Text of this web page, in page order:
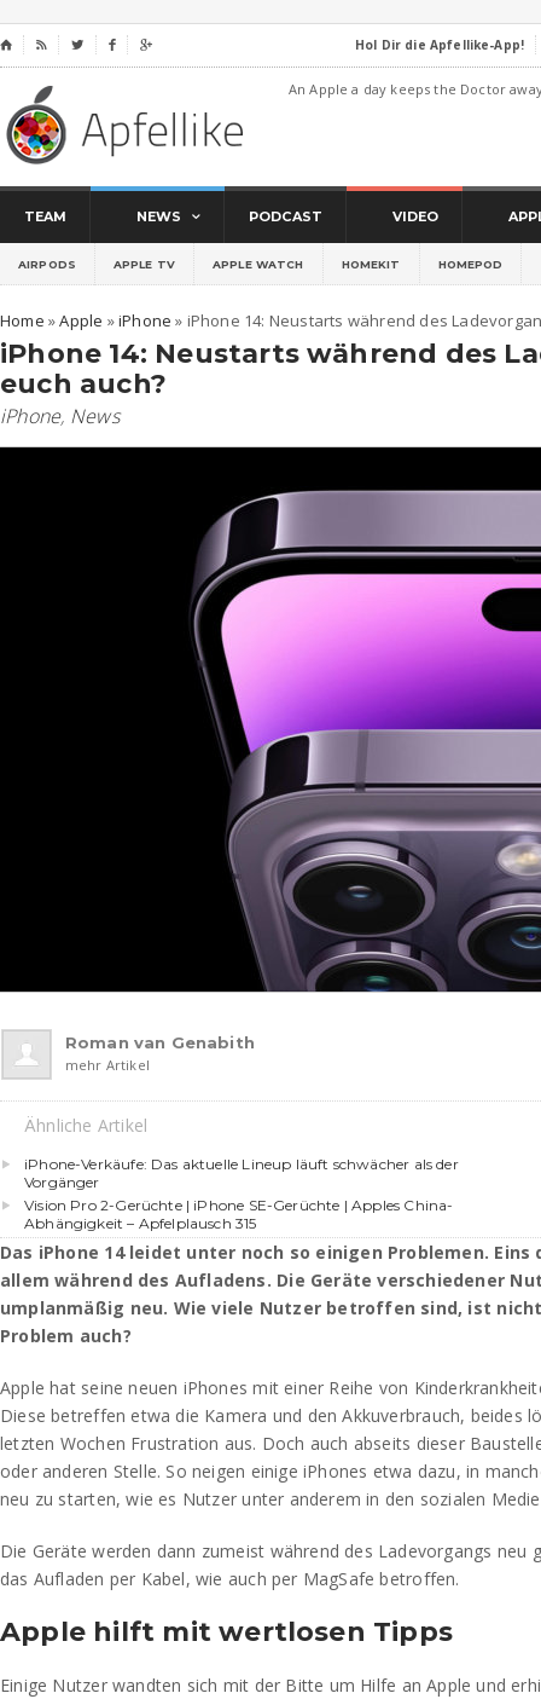
⌂     Hol Dir die Apfellike-App!
An Apple a day keeps the Doctor
TEAM NEWS PODCAST VIDEO
AIRPODS APPLE TV APPLE WATCH HOMEKIT HOMEPOD
Home »Apple »iPhone » iPhone 14: Neustarts während des
iPhone 14: Neustarts während des
euch auch?
iPhone, News
Roman van Genabith
mehr Artikel
Ähnliche Artikel
iPhone-Verkäufe: Das aktuelle Lineup läuft schwächer als der
Vorgänger
Vision Pro 2-Gerüchte | iPhone SE-Gerüchte | Apples China-
Abhängigkeit – Apfelplausch 315
Das iPhone 14 leidet unter noch so einigen Problemen.
allem während des Aufladens. Die Geräte verschiedener
umplanmäßig neu. Wie viele Nutzer betroffen sind, ist
Problem auch?
Apple hat seine neuen iPhones mit einer Reihe von
Diese betreffen etwa die Kamera und den Akkuverbrauch, beides
letzten Wochen Frustration aus. Doch auch abseits dieser
oder anderen Stelle. So neigen einige iPhones etwa dazu, in
neu zu starten, wie es Nutzer unter anderem in den sozialen
Die Geräte werden dann zumeist während des Ladevorgangs neu
das Aufladen per Kabel, wie auch per MagSafe betroffen.
Apple hilft mit wertlosen Tipps
Einige Nutzer wandten sich mit der Bitte um Hilfe an Apple und